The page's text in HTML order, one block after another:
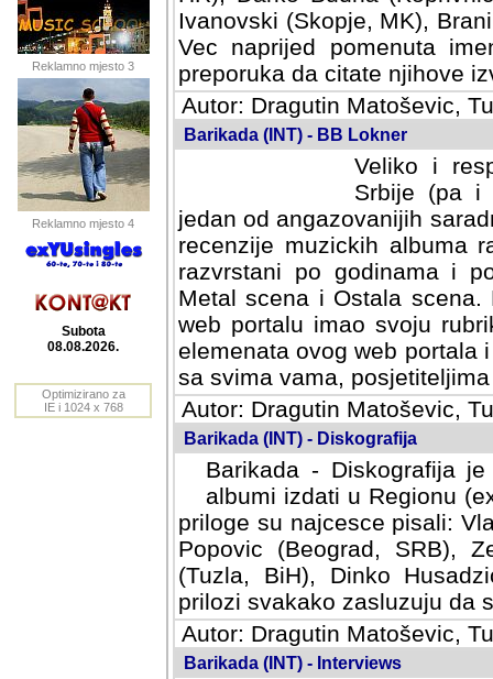
Reklamno mjesto 3
Reklamno mjesto 4
Subota
08.08.2026.
Optimizirano za
IE i 1024 x 768
Ivanovski (Skopje, MK),
Vec naprijed pomenuta
preporuka da citate njihove
Autor: Dragutin Matoševic,
Barikada (INT) - BB Lokner
Veliko i
Srbije (pa i
jedan od angazovanijih
recenzije muzickih albuma
razvrstani po godinama i po
scena i Ostala scena.
portalu imao svoju
elemenata ovog web portala
sa svima vama,
Autor: Dragutin Matoševic,
Barikada (INT) - Diskografija
Barikada - Diskografija
albumi izdati u Regionu
priloge su najcesce pisali:
Popovic (Beograd, SRB),
(Tuzla, BiH), Dinko
prilozi svakako zasluzuju da
Autor: Dragutin Matoševic,
Barikada (INT) - Interviews